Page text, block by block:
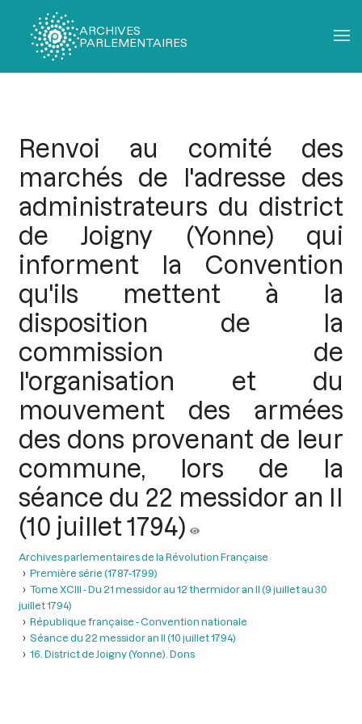
ARCHIVES
PARLEMENTAIRES
Renvoi au comité des
marchés de l'adresse des
administrateurs du district
de Joigny (Yonne) qui
informent la Convention
qu'ils mettent à la
disposition de la
commission de
l'organisation et du
mouvement des armées
des dons provenant de leur
commune, lors de la
séance du 22 messidor an II
(10 juillet 1794)
Archives parlementaires de la Révolution Française
Première série (1787-1799)
Tome XCIII - Du 21 messidor au 12 thermidor an II (9 juillet au 30
juillet 1794)
République française - Convention nationale
Séance du 22 messidor an II (10 juillet 1794)
16. District de Joigny (Yonne). Dons